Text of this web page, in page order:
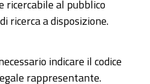
ricercabile al pubblico
ricerca a disposizione.
indicare il codice
rappresentante.